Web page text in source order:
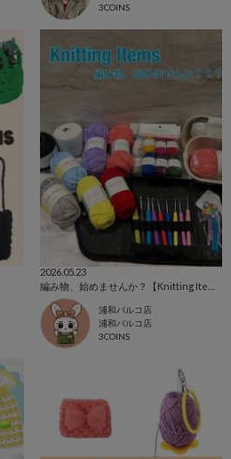
3COINS
2026.05.23
浦和パルコ店
浦和パルコ店
3COINS